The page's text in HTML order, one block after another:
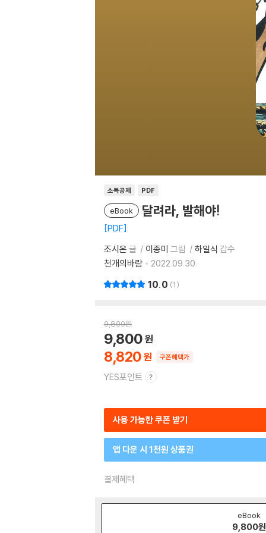
소득공제 PDF
eBook 달려라, 발해야!
PDF
조시온 글 이종미 그림 하일식 감수
천개의바람
2022.09.30.
10.0 1
9,800원
8,820
9,800
쿠폰혜택가
YES포인트
사용 가능한 쿠폰 받기
앱 다운 시 1천원 상품권
결제혜택
eBook
9,800원